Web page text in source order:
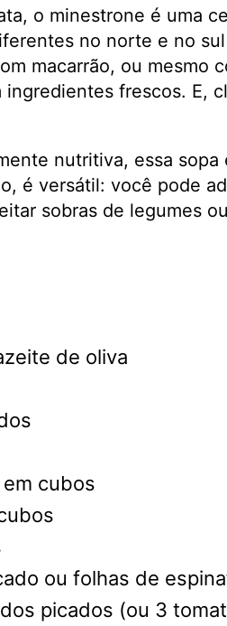
o minestrone é uma
no norte e no
macarrão, ou mesmo
frescos. E,
nutritiva, essa
é versátil: você pode
sobras de legumes
de oliva
cubos
ou folhas de
picados (ou 3